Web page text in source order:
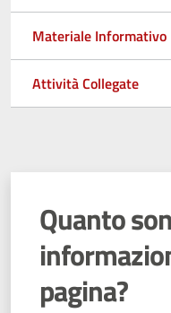
Materiale Informativo
Attività Collegate
Quanto
pagina?